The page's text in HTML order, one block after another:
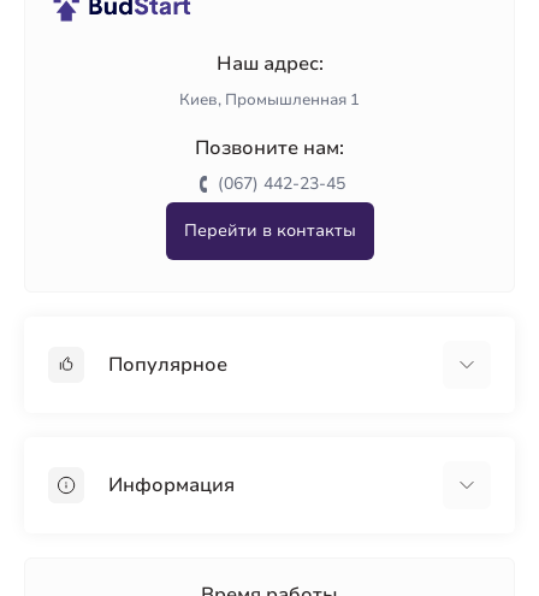
Наш адрес:
Киев, Промышленная 1
Позвоните нам:
(067) 442-23-45
Перейти в контакты
Популярное
ПенопластИнформация